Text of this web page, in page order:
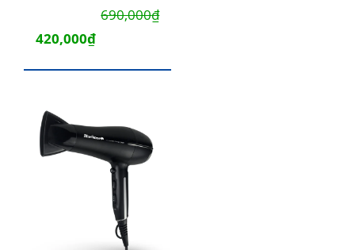
690,000₫
gốc
420,000₫
hiện
420,000₫.